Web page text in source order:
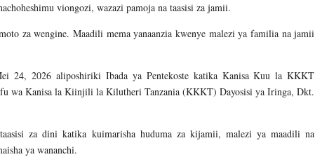
viongozi, wazazi pamoja na taasisi za jamii.
za wengine. Maadili mema yanaanzia kwenye malezi ya familia na jamii
24, 2026 aliposhiriki Ibada ya Pentekoste katika Kanisa Kuu la KKKT
wa Kanisa la Kiinjili la Kilutheri Tanzania (KKKT) Dayosisi ya Iringa, Dkt.
za dini katika kuimarisha huduma za kijamii, malezi ya maadili na
ya wananchi.